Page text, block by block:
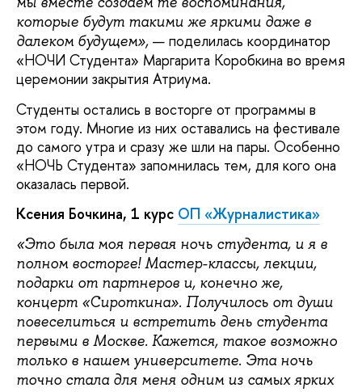
которые будут такими же яркими даже в
далеком будущем», — поделилась координатор
«НОЧИ Студента» Маргарита Коробкина во время
церемонии закрытия Атриума.
Студенты остались в восторге от программы в
этом году. Многие из них оставались на фестивале
до самого утра и сразу же шли на пары. Особенно
«НОЧЬ Студента» запомнилась тем, для кого она
оказалась первой.
Ксения Бочкина, 1 курс ОП «Журналистика»
«Это была моя первая ночь студента, и я в
полном восторге! Мастер-классы, лекции,
подарки от партнеров и, конечно же,
концерт «Сироткина». Получилось от души
повеселиться и встретить день студента
первыми в Москве. Кажется, такое возможно
только в нашем университете. Эта ночь
точно стала для меня одним из самых ярких